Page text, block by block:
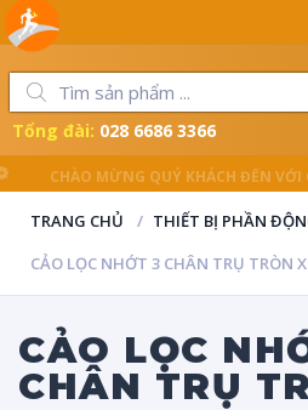
LUÔN ĐỒNG HÀNH
Tổng đài: 028 6686 3366
TRANG CHỦ
THIẾT BỊ PHẦN
CẢO LỌC NHỚT 3 CHÂN TRỤ TRÒN
CẢO LỌC
CHÂN TRỤ